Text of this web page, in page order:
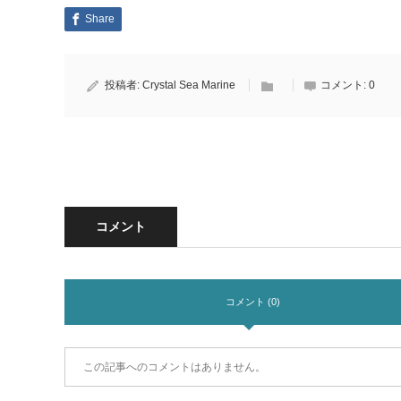
Share
投稿者: Crystal Sea Marine コメント: 0
コメント
コメント (0)
この記事へのコメントはありません。